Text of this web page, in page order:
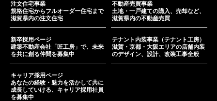
注文住宅事業
規格住宅からフルオーダー住宅まで
滋賀県内の注文住宅
不動産売買事業
土地・一戸建ての購入、売却など、
滋賀県内の不動産売買
新卒採用ページ
建築不動産会社「匠工房」で、未来
を共に創る仲間を募集中
テナント内装事業（テナント工房）
滋賀・京都・大阪エリアの店舗内装
のデザイン、設計、改装工事全般
キャリア採用ページ
あなたの経験・魅力を活かして共に
成長していける、キャリア採用社員
を募集中